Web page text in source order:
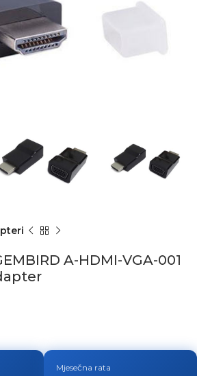
A-HDMI-VGA-001
Mjesečna rata